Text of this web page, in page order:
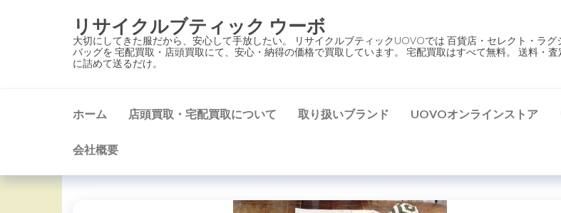
リサイクルブティック ウーボ
大切にしてきた服だから、安心して手放したい。 リサイクルブティックUOVOでは 百貨店・セレクト・ラ
バッグを 宅配買取・店頭買取にて、安心・納得の価格で買取しています。 宅配買取はすべて無料。 送料・
に詰めて送るだけ。
ホーム 店頭買取・宅配買取について 取り扱いブランド UOVOオンラインストア
会社概要